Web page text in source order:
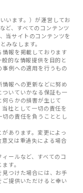
います。）が運営してお
ど、すべてのコンテンツ
当サイトのコンテンツを
みなします。
報を掲載しております
的な情報提供を目的と
例への適用を行うもの
報への更新などに努め
いていかなる保証も一
らかの損害が生じて
社として一切の責任を
の責任を負うこととし
あります。変更によっ
又は重過失による場合
ールなど、すべてのコ
す。
つけた場合には、お手
提供いただけると幸い